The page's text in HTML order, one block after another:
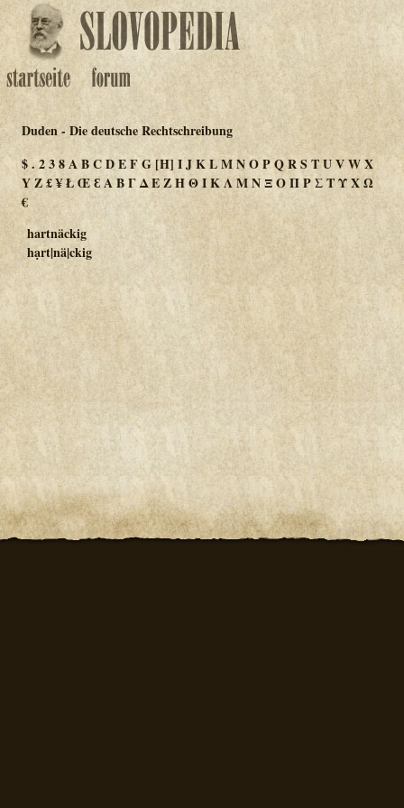
Duden - Die deutsche Rechtschreibung
$.238ABCDEFG[H] IJKLMNOPQRS TUVWX
YZ£¥ŁŒƐΑΒΓΔΕΖΗΘΙΚΛΜΝΞΟΠΡΣΤΥΧΩ
€
hartnäckig
hạrt|nä|ckig